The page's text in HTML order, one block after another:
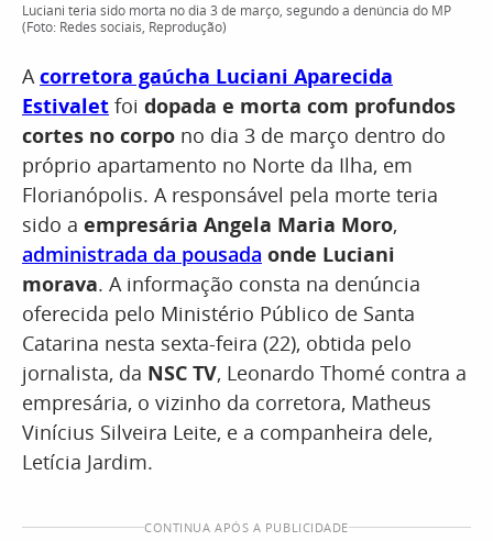
Luciani teria sido morta no dia 3 de março, segundo a denúncia do MP
(Foto: Redes sociais, Reprodução)
Acorretora gaúcha Luciani Aparecida
Estivalet foi dopada e morta com profundos
cortes no corpo no dia 3 de março dentro do
próprio apartamento no Norte da Ilha, em
Florianópolis. A responsável pela morte teria
sido a empresária Angela Maria Moro,
administrada da pousada onde Luciani
morava. A informação consta na denúncia
oferecida pelo Ministério Público de Santa
Catarina nesta sexta-feira (22), obtida pelo
jornalista, da NSC TV, Leonardo Thomé contra a
empresária, o vizinho da corretora, Matheus
Vinícius Silveira Leite, e a companheira dele,
Letícia Jardim.
CONTINUA APÓS A PUBLICIDADE